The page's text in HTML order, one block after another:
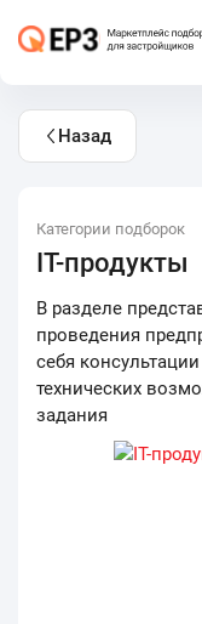
Назад
Категории подборок
IT-продукты
В разделе
проведения
себя
технических
задания